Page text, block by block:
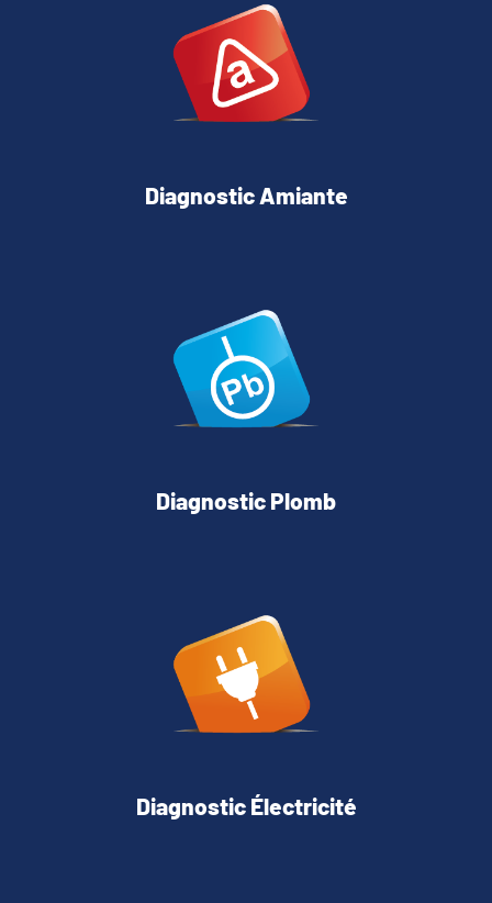
Diagnostic Amiante
Diagnostic Plomb
Diagnostic Électricité